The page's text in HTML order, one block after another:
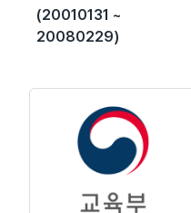
(20010131 ~
20080229)